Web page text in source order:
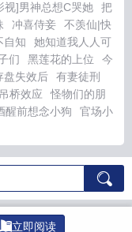
视]男神总想C哭她
把
冲喜侍妾
不羡仙|快
自知
她知道我人人可
们 黑莲花的上位
今
盘失效后
有妻徒刑
吊桥效应
怪物们的朋
醒前想念小狗
官场小
立即阅读